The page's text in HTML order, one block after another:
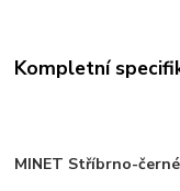
Kompletní
MINET Stříbrno-